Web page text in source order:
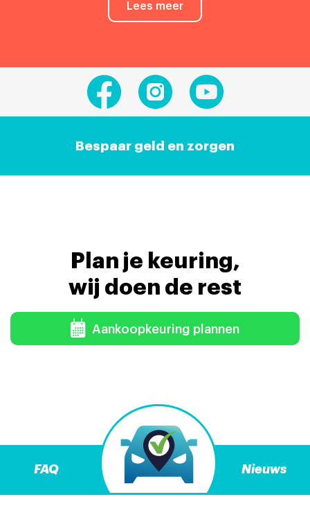
Lees meer
Bespaar geld en zorgen
Plan je keuring,
wij doen de rest
Aankoopkeuring plannen
FAQ Nieuws